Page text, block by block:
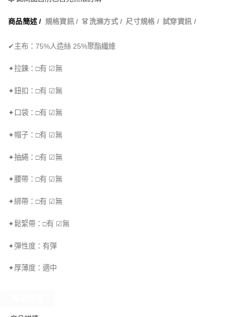
商品簡述 / 規格資訊 / 👗洗滌方式 / 尺寸規格 / 試穿資訊 /
✔主布：75%人造絲 25%聚酯纖維
✦拉鍊：□有 ☑無
✦鈕扣：□有 ☑無
✦口袋：□有 ☑無
✦帽子：□有 ☑無
✦抽繩：□有 ☑無
✦腰帶：□有 ☑無
✦綁帶：□有 ☑無
✦鬆緊帶：□有 ☑無
✦彈性度：有彈
✦厚薄度：適中